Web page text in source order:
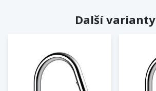
Další varianty